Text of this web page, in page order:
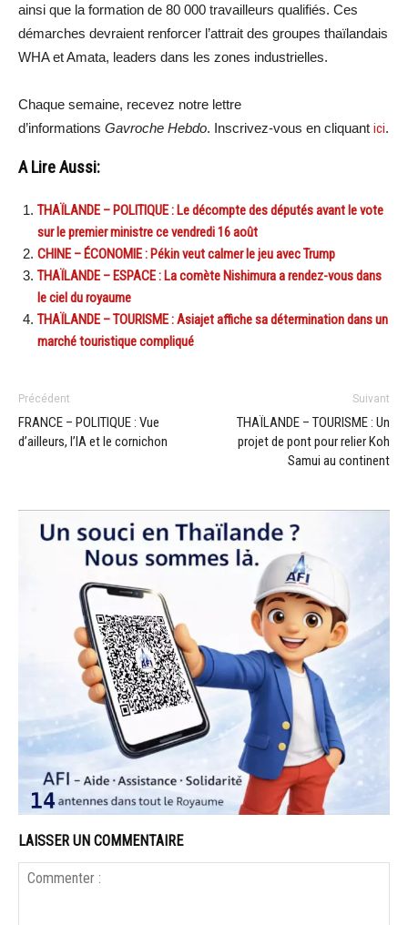
ainsi que la formation de 80 000 travailleurs qualifiés. Ces
démarches devraient renforcer l’attrait des groupes thaïlandais
WHA et Amata, leaders dans les zones industrielles.
Chaque semaine, recevez notre lettre
d’informations Gavroche Hebdo. Inscrivez-vous en cliquant ici.
A Lire Aussi:
THAÏLANDE – POLITIQUE : Le décompte des députés avant le vote
sur le premier ministre ce vendredi 16 août
CHINE – ÉCONOMIE : Pékin veut calmer le jeu avec Trump
THAÏLANDE – ESPACE : La comète Nishimura a rendez-vous dans
le ciel du royaume
THAÏLANDE – TOURISME : Asiajet affiche sa détermination dans un
marché touristique compliqué
Précédent
FRANCE – POLITIQUE : Vue
d’ailleurs, l’IA et le cornichon
Suivant
THAÏLANDE – TOURISME : Un
projet de pont pour relier Koh
Samui au continent
LAISSER UN COMMENTAIRE